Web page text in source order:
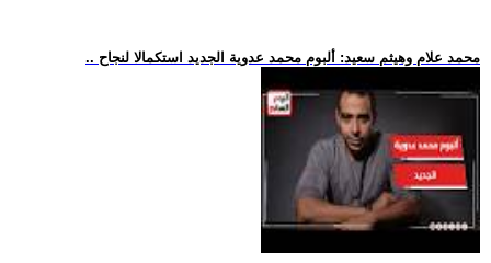
.. محمد علام وهيثم سعيد: ألبوم محمد عدوية الجديد استكمالا لنجاح